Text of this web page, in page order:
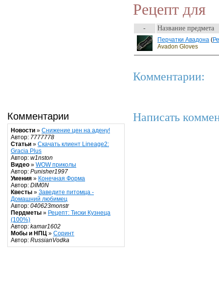
Комментарии
Новости » Снижение цен на адену!
Автор: 7777778
Статьи » Скачать клиент Lineage2:
Gracia Plus
Автор: w1nston
Видео » WOW приколы
Автор: Punisher1997
Умения » Конечная Форма
Автор: DIM0N
Квесты » Заведите питомца -
Домашний любимец
Автор: 040623monstr
Пердметы » Рецепт: Тиски Кузнеца
(100%)
Автор: kamar1602
Мобы и НПЦ » Соринт
Автор: RussianVodka
Рецепт для
- Название предмета
Перчатки Авадона (
Avadon Gloves
Комментарии:
Написать